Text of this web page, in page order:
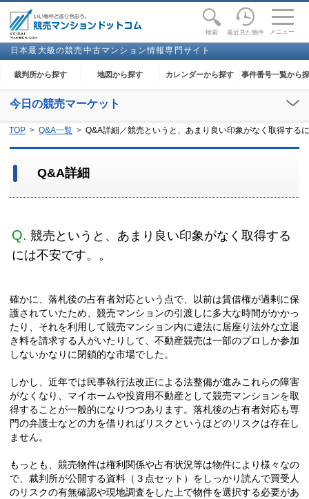
検索 最近見た物件 メニュー
日本最大級の競売中古マンション情報専門サイト
裁判所から探す 地図から探す カレンダーから探す 事件番号一覧から
toggle
今日の競売マーケット
TOP Q&A一覧 Q&A詳細／競売というと、あまり良い印象がなく取得する
Q&A詳細
Q. 競売というと、あまり良い印象がなく取得する
には不安です。。
確かに、落札後の占有者対応という点で、以前は賃借権が過剰に保
護されていたため、競売マンションの引渡しに多大な時間がかかっ
たり、それを利用して競売マンション内に違法に居座り法外な立退
き料を請求する人がいたりして、不動産競売は一部のプロしか参加
しないかなりに閉鎖的な市場でした。
しかし、近年では民事執行法改正による法整備が進みこれらの障害
がなくなり、マイホームや投資用不動産として競売マンションを取
得することが一般的になりつつあります。落札後の占有者対応も専
門の弁護士などの力を借りればリスクというほどのリスクは存在し
ません。
もっとも、競売物件は権利関係や占有状況等は物件により様々なの
で、裁判所が公開する資料（３点セット）をしっかり読んで買受人
のリスクの有無確認や現地調査をした上で物件を選択する必要があ